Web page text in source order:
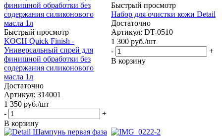
Быстрый просмотр
KOCH Quick Finish -
Универсальный спрей для
финишной обработки без
содержания силиконового
масла 1л
Достаточно
Артикул: 314001
1 350 руб./шт
-
+
В корзину
Быстрый просмотр
Набор для очистки кожи Detail
Достаточно
Артикул: DT-0510
1 300 руб./шт
-
+
В корзину